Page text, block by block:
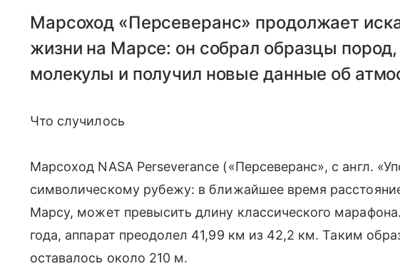
Марсоход «Персеверанс» продолжает
жизни на Марсе: он собрал образцы пород,
молекулы и получил новые данные об
Что случилось
Марсоход NASA Perseverance («Персеверанс», с англ.
символическому рубежу: в ближайшее время
Марсу, может превысить длину классического
года, аппарат преодолел 41,99 км из 42,2 км. Таким
оставалось около 210 м.